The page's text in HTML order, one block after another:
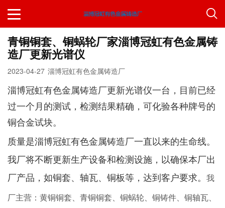
青铜铜套、铜蜗轮厂家淄博冠虹有色金属铸
造厂更新光谱仪
2023-04-27 淄博冠虹有色金属铸造厂
淄博冠虹有色金属铸造厂更新光谱仪一台，目前已经
过一个月的测试，检测结果精确，可化验各种牌号的
铜合金试块。
质量是淄博冠虹有色金属铸造厂一直以来的生命线。
我厂将不断更新生产设备和检测设施，以确保本厂出
厂产品，如铜套、轴瓦、铜板等，达到客户要求。
我
厂主营：黄铜铜套、青铜铜套、铜蜗轮、铜铸件、铜轴瓦、